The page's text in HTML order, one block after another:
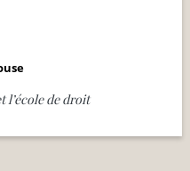
l’école de droit